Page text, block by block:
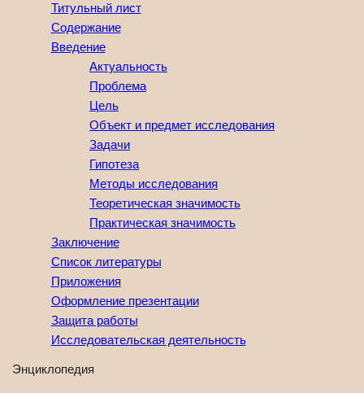
Титульный лист
Содержание
Введение
Актуальность
Проблема
Цель
Объект и предмет исследования
Задачи
Гипотеза
Методы исследования
Теоретическая значимость
Практическая значимость
Заключение
Список литературы
Приложения
Оформление презентации
Защита работы
Исследовательская деятельность
Энциклопедия